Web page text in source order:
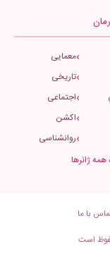
معمایی
تاریخی
اجتماعی
اکشن
روانشناسی
ژانرها
است
با ما